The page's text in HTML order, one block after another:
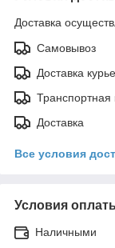
Доставка
Самовывоз
Доставка
Транспортная
Доставка
Все условия
Условия
Наличными